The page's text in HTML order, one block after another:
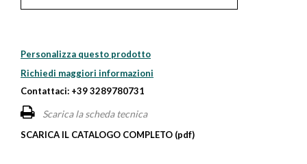
Personalizza questo prodotto
Richiedi maggiori informazioni
Contattaci: +39 3289780731
Scarica la scheda tecnica
SCARICA IL CATALOGO COMPLETO (pdf)